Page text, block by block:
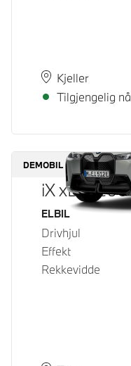
PlassKjeller
Leveringstid
Tilgjengelig nå
DEMOBIL
iX xDrive60
Drivstoff
ELBIL
Drivhjul
Effekt
Rekkevidde